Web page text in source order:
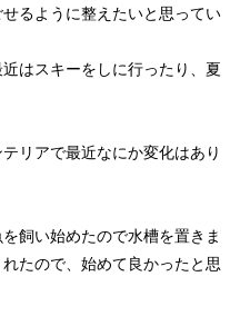
るように整えたいと思ってい
はスキーをしに行ったり、夏
リアで最近なにか変化はあり
飼い始めたので水槽を置きま
たので、始めて良かったと思